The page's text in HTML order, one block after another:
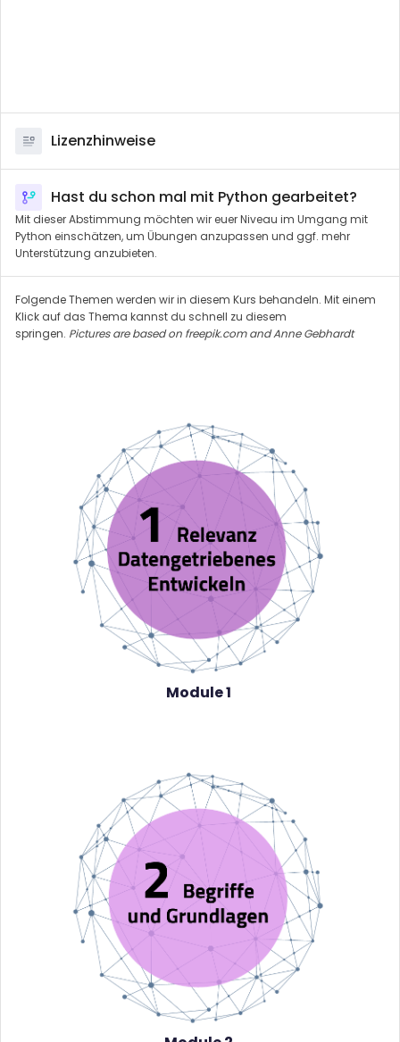
o
Lizenzhinweise
Hast du schon mal mit Python gearbeitet?
Mit dieser Abstimmung möchten wir euer Niveau im Umgang mit
Python einschätzen, um Übungen anzupassen und ggf. mehr
Unterstützung anzubieten.
Folgende Themen werden wir in diesem Kurs behandeln. Mit einem
Klick auf das Thema kannst du schnell zu diesem
springen. Pictures are based on freepik.com and Anne Gebhardt
Module 1